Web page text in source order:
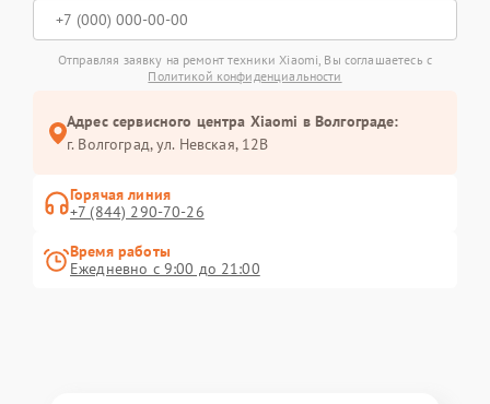
Отправляя заявку на ремонт техники Xiaomi, Вы соглашаетесь с
Политикой конфиденциальности
Адрес сервисного центра Xiaomi в Волгограде:
г. Волгоград, ул. Невская, 12В
Горячая линия
+7 (844) 290-70-26
Время работы
Ежедневно с 9:00 до 21:00